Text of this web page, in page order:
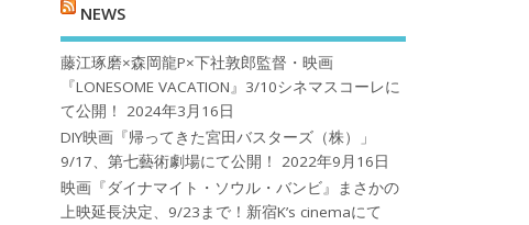
NEWS
藤江琢磨×森岡龍P×下社敦郎監督・映画
『LONESOME VACATION』3/10シネマスコーレに
て公開！
2024年3月16日
DIY映画『帰ってきた宮田バスターズ（株）」
9/17、第七藝術劇場にて公開！
2022年9月16日
映画『ダイナマイト・ソウル・バンビ』まさかの
上映延長決定、9/23まで！新宿K’s cinemaにて